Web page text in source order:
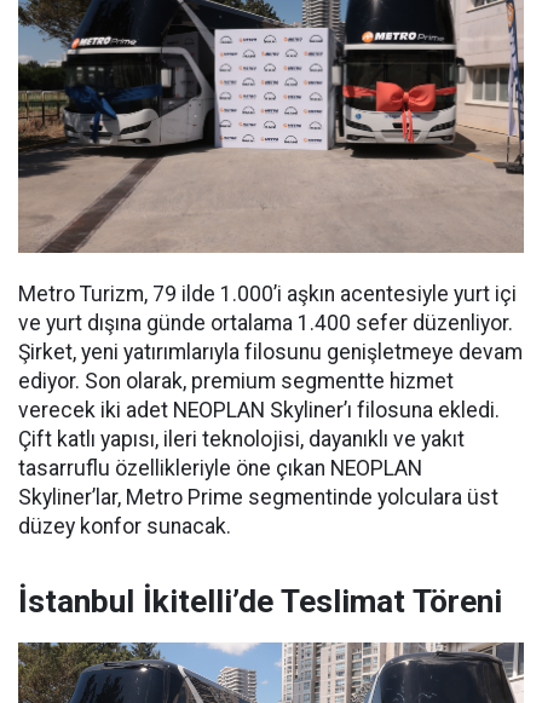
Metro Turizm, 79 ilde 1.000’i aşkın acentesiyle yurt içi
ve yurt dışına günde ortalama 1.400 sefer düzenliyor.
Şirket, yeni yatırımlarıyla filosunu genişletmeye devam
ediyor. Son olarak, premium segmentte hizmet
verecek iki adet NEOPLAN Skyliner’ı filosuna ekledi.
Çift katlı yapısı, ileri teknolojisi, dayanıklı ve yakıt
tasarruflu özellikleriyle öne çıkan NEOPLAN
Skyliner’lar, Metro Prime segmentinde yolculara üst
düzey konfor sunacak.
İstanbul İkitelli’de Teslimat Töreni